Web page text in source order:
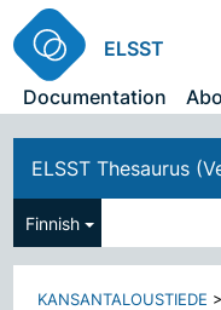
ELSST
Documentation
ELSST Thesaurus
Finnish
KANSANTALOUSTIEDE >